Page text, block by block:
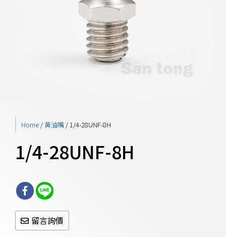
Home /黃油嘴 / 1/4-28UNF-8H
1/4-28UNF-8H
留言詢價